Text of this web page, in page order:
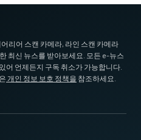
리어 스캔 카메라, 라인 스캔 카메라
최신 뉴스를 받아보세요. 모든 e-뉴스
어 언제든지 구독 취소가 가능합니다.
개인 정보 보호 정책을 참조하세요.